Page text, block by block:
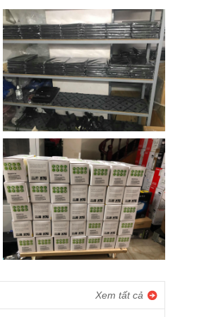
Xem tất cả